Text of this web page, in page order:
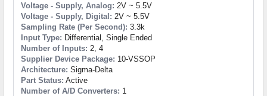
Voltage - Supply, Analog: 2V ~ 5.5V
Voltage - Supply, Digital: 2V ~ 5.5V
Sampling Rate (Per Second): 3.3k
Input Type: Differential, Single Ended
Number of Inputs: 2, 4
Supplier Device Package: 10-VSSOP
Architecture: Sigma-Delta
Part Status: Active
Number of A/D Converters: 1